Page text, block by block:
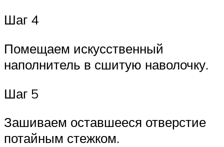
Шаг 4
Помещаем искусственный
наполнитель в сшитую наволочку.
Шаг 5
Зашиваем оставшееся отверстие
потайным стежком.